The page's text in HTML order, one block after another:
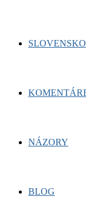
SLOVENSKO
NÁZORY
BLOG